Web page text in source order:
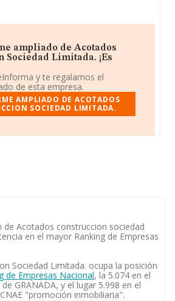
ampliado de Acotados
Sociedad Limitada. ¡Es
y te regalamos el
de esta empresa.
AMPLIADO DE ACOTADOS
SOCIEDAD LIMITADA.
de Acotados construccion sociedad
en el mayor Ranking de Empresas
Sociedad Limitada. ocupa la posición
de Empresas Nacional, la 5.074 en el
GRANADA, y el lugar 5.998 en el
"promoción inmobiliaria".